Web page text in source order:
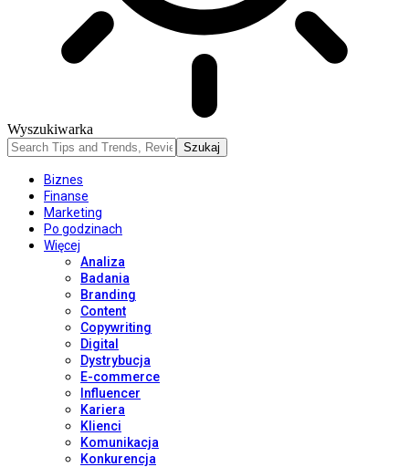
Wyszukiwarka
Biznes
Finanse
Marketing
Po godzinach
Więcej
Analiza
Badania
Branding
Content
Copywriting
Digital
Dystrybucja
E-commerce
Influencer
Kariera
Klienci
Komunikacja
Konkurencja